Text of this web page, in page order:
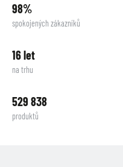
98%
spokojených zákazníků
16 let
na trhu
529 838
produktů